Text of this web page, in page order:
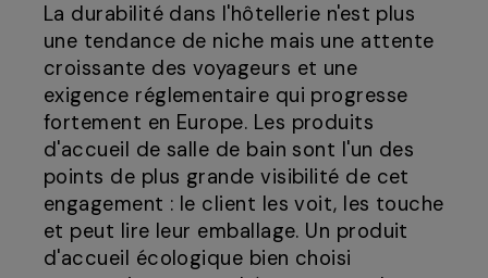
La durabilité dans l'hôtellerie n'est plus
une tendance de niche mais une attente
croissante des voyageurs et une
exigence réglementaire qui progresse
fortement en Europe. Les produits
d'accueil de salle de bain sont l'un des
points de plus grande visibilité de cet
engagement : le client les voit, les touche
et peut lire leur emballage. Un produit
d'accueil écologique bien choisi